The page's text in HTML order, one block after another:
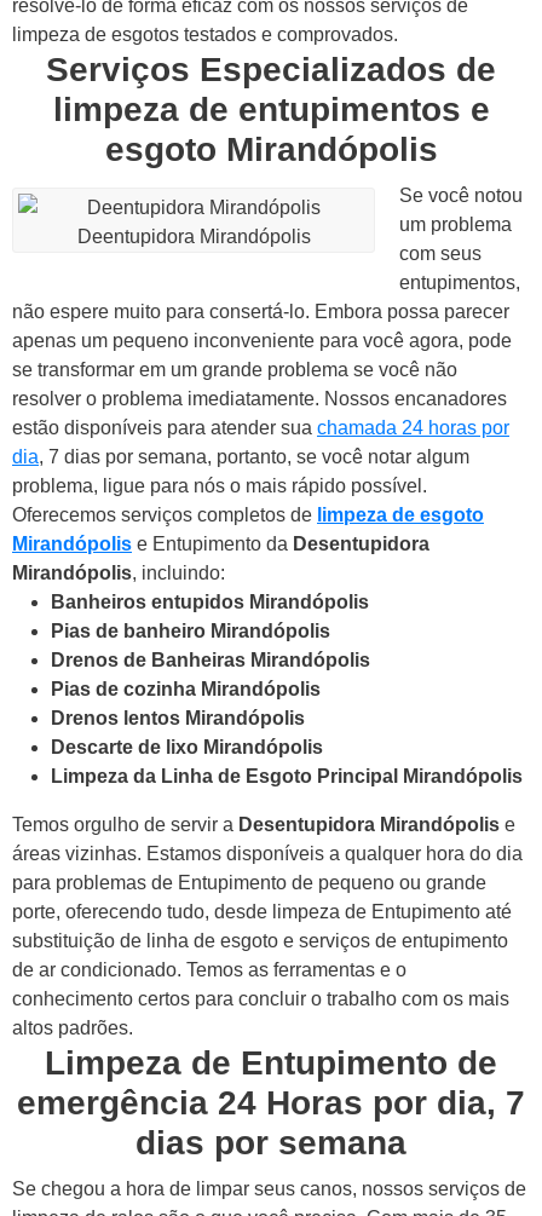
resolvê-lo de forma eficaz com os nossos serviços de
limpeza de esgotos testados e comprovados.
Serviços Especializados de
limpeza de entupimentos e
esgoto Mirandópolis
Deentupidora Mirandópolis
Se você notou
um problema
com seus
entupimentos,
não espere muito para consertá-lo. Embora possa parecer
apenas um pequeno inconveniente para você agora, pode
se transformar em um grande problema se você não
resolver o problema imediatamente. Nossos encanadores
estão disponíveis para atender sua chamada 24 horas por
dia, 7 dias por semana, portanto, se você notar algum
problema, ligue para nós o mais rápido possível.
Oferecemos serviços completos de limpeza de esgoto
Mirandópolis e Entupimento da Desentupidora
Mirandópolis, incluindo:
Banheiros entupidos Mirandópolis
Pias de banheiro Mirandópolis
Drenos de Banheiras Mirandópolis
Pias de cozinha Mirandópolis
Drenos lentos Mirandópolis
Descarte de lixo Mirandópolis
Limpeza da Linha de Esgoto Principal Mirandópolis
Temos orgulho de servir a Desentupidora Mirandópolis e
áreas vizinhas. Estamos disponíveis a qualquer hora do dia
para problemas de Entupimento de pequeno ou grande
porte, oferecendo tudo, desde limpeza de Entupimento até
substituição de linha de esgoto e serviços de entupimento
de ar condicionado. Temos as ferramentas e o
conhecimento certos para concluir o trabalho com os mais
altos padrões.
Limpeza de Entupimento de
emergência 24 Horas por dia, 7
dias por semana
Se chegou a hora de limpar seus canos, nossos serviços de